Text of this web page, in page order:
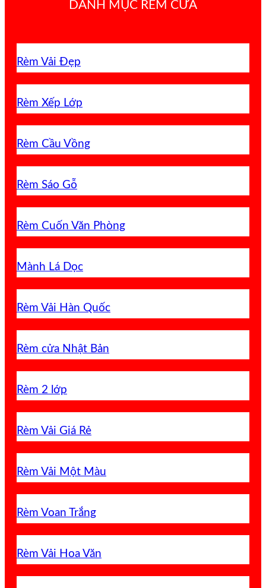
DANH MỤC RÈM CỬA
Rèm Vải Đẹp
Rèm Xếp Lớp
Rèm Cầu Vồng
Rèm Sáo Gỗ
Rèm Cuốn Văn Phòng
Mành Lá Dọc
Rèm Vải Hàn Quốc
Rèm cửa Nhật Bản
Rèm 2 lớp
Rèm Vải Giá Rẻ
Rèm Vải Một Màu
Rèm Voan Trắng
Rèm Vải Hoa Văn